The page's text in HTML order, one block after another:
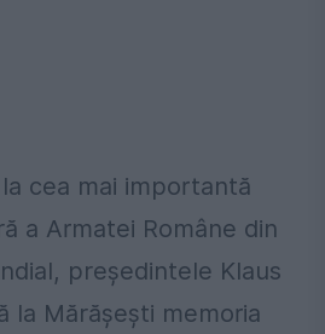
cea mai importantă
a Armatei Române din
preşedintele Klaus
la Mărăşeşti memoria